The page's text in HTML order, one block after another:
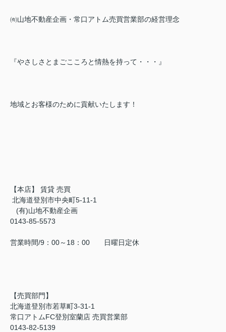
㈲山地不動産企画・常口アトム売買営業部の経営理念
『やさしさとまごこころと情熱を持って・・・』
地域とお客様のために貢献いたします！
【本店】 賃貸 売買
北海道登別市中央町5-11-1
(有)山地不動産企画
0143-85-5573
営業時間/9：00～18：00 日曜日定休
【売買部門】
北海道登別市若草町3-31-1
常口アトムFC登別室蘭店 売買営業部
0143-82-5139